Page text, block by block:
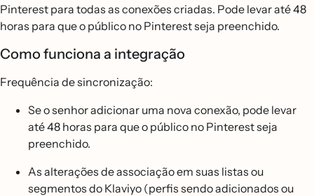
Pinterest para todas as conexões criadas. Pode levar até 48
horas para que o público no Pinterest seja preenchido.
Como funciona a integração
Frequência de sincronização:
Se o senhor adicionar uma nova conexão, pode levar
até 48 horas para que o público no Pinterest seja
preenchido.
As alterações de associação em suas listas ou
segmentos do Klaviyo (perfis sendo adicionados ou